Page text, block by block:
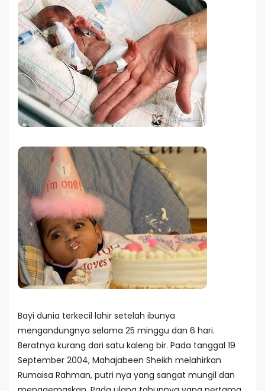
Bayi dunia terkecil lahir setelah ibunya
mengandungnya selama 25 minggu dan 6 hari.
Beratnya kurang dari satu kaleng bir. Pada tanggal 19
September 2004, Mahajabeen Sheikh melahirkan
Rumaisa Rahman, putri nya yang sangat mungil dan